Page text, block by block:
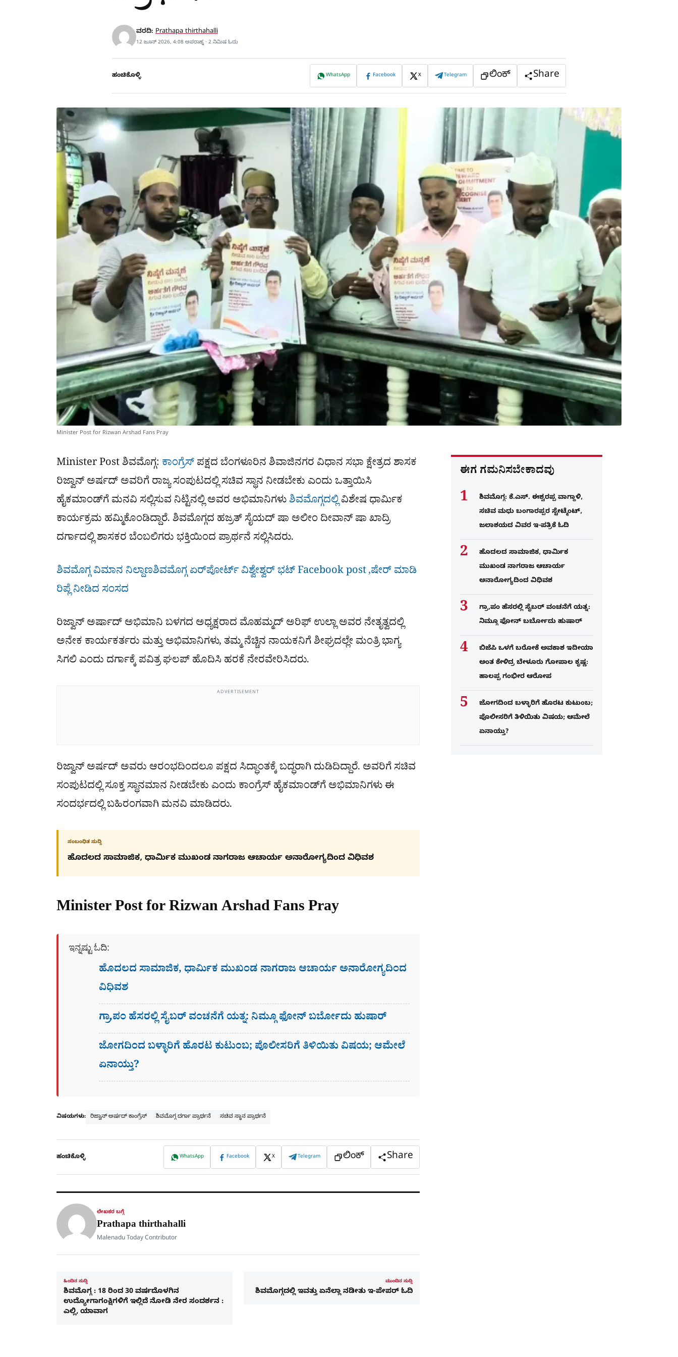
ವರದಿ: Prathapa thirthahalli
12 ಜೂನ್ 2026, 4:08 ಅಪರಾಹ್ನ · 2 ನಿಮಿಷ ಓದು
ಹಂಚಿಕೊಳ್ಳಿ WhatsApp Facebook X Telegram ಲಿಂಕ್ Share
Minister Post for Rizwan Arshad Fans Pray
Minister Post ಶಿವಮೊಗ್ಗ: ಕಾಂಗ್ರೆಸ್ಪಕ್ಷದ ಬೆಂಗಳೂರಿನ ಶಿವಾಜಿನಗರ ವಿಧಾನ ಸಭಾ ಕ್ಷೇತ್ರದ ಶಾಸಕ
ರಿಜ್ವಾನ್ ಅರ್ಷದ್ ಅವರಿಗೆ ರಾಜ್ಯ ಸಂಪುಟದಲ್ಲಿ ಸಚಿವ ಸ್ಥಾನ ನೀಡಬೇಕು ಎಂದು ಒತ್ತಾಯಿಸಿ
ಹೈಕಮಾಂಡ್‌ಗೆ ಮನವಿ ಸಲ್ಲಿಸುವ ನಿಟ್ಟಿನಲ್ಲಿ ಅವರ ಅಭಿಮಾನಿಗಳುಶಿವಮೊಗ್ಗದಲ್ಲಿವಿಶೇಷ ಧಾರ್ಮಿಕ
ಕಾರ್ಯಕ್ರಮ ಹಮ್ಮಿಕೊಂಡಿದ್ದಾರೆ. ಶಿವಮೊಗ್ಗದ ಹಜ್ರತ್ ಸೈಯದ್ ಷಾ ಅಲೀಂ ದೀವಾನ್ ಷಾ ಖಾದ್ರಿ
ದರ್ಗಾದಲ್ಲಿ ಶಾಸಕರ ಬೆಂಬಲಿಗರು ಭಕ್ತಿಯಿಂದ ಪ್ರಾರ್ಥನೆ ಸಲ್ಲಿಸಿದರು.
ಶಿವಮೊಗ್ಗ ವಿಮಾನ ನಿಲ್ದಾಣಶಿವಮೊಗ್ಗ ಏರ್​ಪೋರ್ಟ್​ ವಿಶ್ವೇಶ್ವರ್​ ಭಟ್​ Facebook post ,ಷೇರ್ ಮಾಡಿ
ರಿಪ್ಲೆ ನೀಡಿದ ಸಂಸದ
ರಿಜ್ವಾನ್ ಅರ್ಷಾದ್ ಅಭಿಮಾನಿ ಬಳಗದ ಅಧ್ಯಕ್ಷರಾದ ಮೊಹಮ್ಮದ್ ಅರಿಫ್ ಉಲ್ಲಾ ಅವರ ನೇತೃತ್ವದಲ್ಲಿ
ಅನೇಕ ಕಾರ್ಯಕರ್ತರು ಮತ್ತು ಅಭಿಮಾನಿಗಳು, ತಮ್ಮ ನೆಚ್ಚಿನ ನಾಯಕನಿಗೆ ಶೀಘ್ರದಲ್ಲೇ ಮಂತ್ರಿ ಭಾಗ್ಯ
ಸಿಗಲಿ ಎಂದು ದರ್ಗಾಕ್ಕೆ ಪವಿತ್ರ ಘಲಪ್ ಹೊದಿಸಿ ಹರಕೆ ನೇರವೇರಿಸಿದರು.
ADVERTISEMENT
ರಿಜ್ವಾನ್ ಅರ್ಷದ್ ಅವರು ಆರಂಭದಿಂದಲೂ ಪಕ್ಷದ ಸಿದ್ಧಾಂತಕ್ಕೆ ಬದ್ಧರಾಗಿ ದುಡಿದಿದ್ದಾರೆ. ಅವರಿಗೆ ಸಚಿವ
ಸಂಪುಟದಲ್ಲಿ ಸೂಕ್ತ ಸ್ಥಾನಮಾನ ನೀಡಬೇಕು ಎಂದು ಕಾಂಗ್ರೆಸ್ ಹೈಕಮಾಂಡ್‌ಗೆ ಅಭಿಮಾನಿಗಳು ಈ
ಸಂದರ್ಭದಲ್ಲಿ ಬಹಿರಂಗವಾಗಿ ಮನವಿ ಮಾಡಿದರು.
ಸಂಬಂಧಿತ ಸುದ್ದಿ
ಹೊದಲದ ಸಾಮಾಜಿಕ, ಧಾರ್ಮಿಕ ಮುಖಂಡ ನಾಗರಾಜ ಆಚಾರ್ಯ ಅನಾರೋಗ್ಯದಿಂದ ವಿಧಿವಶ
Minister Post for Rizwan Arshad Fans Pray
ಇನ್ನಷ್ಟು ಓದಿ:
ಹೊದಲದ ಸಾಮಾಜಿಕ, ಧಾರ್ಮಿಕ ಮುಖಂಡ ನಾಗರಾಜ ಆಚಾರ್ಯ ಅನಾರೋಗ್ಯದಿಂದ
ವಿಧಿವಶ
ಗ್ರಾ,ಪಂ ಹೆಸರಲ್ಲಿ ಸೈಬ‌ರ್ ವಂಚನೆಗೆ ಯತ್ನ: ನಿಮ್ಗೂ ಫೋನ್​ ಬರ್ಬೋದು ಹುಷಾರ್​​
ಜೋಗದಿಂದ ಬಳ್ಳಾರಿಗೆ ಹೊರಟ ಕುಟುಂಬ; ಪೊಲೀಸರಿಗೆ ತಿಳಿಯಿತು ವಿಷಯ; ಆಮೇಲೆ
ಏನಾಯ್ತು?
ವಿಷಯಗಳು: ರಿಜ್ವಾನ್ ಅರ್ಷದ್ ಕಾಂಗ್ರೆಸ್ ಶಿವಮೊಗ್ಗ ದರ್ಗಾ ಪ್ರಾರ್ಥನೆ ಸಚಿವ ಸ್ಥಾನ ಪ್ರಾರ್ಥನೆ
ಹಂಚಿಕೊಳ್ಳಿ WhatsApp Facebook X Telegram ಲಿಂಕ್ Share
ಲೇಖಕರ ಬಗ್ಗೆ
Prathapa thirthahalli
Malenadu Today Contributor
ಹಿಂದಿನ ಸುದ್ದಿ
ಶಿವಮೊಗ್ಗ : 18 ರಿಂದ 30 ವರ್ಷದೊಳಗಿನ
ಉದ್ಯೋಗಾಗಂಕ್ಷಿಗಳಿಗೆ ಇಲ್ಲಿದೆ ನೋಡಿ ನೇರ ಸಂದರ್ಶನ :
ಎಲ್ಲಿ, ಯಾವಾಗ
ಮುಂದಿನ ಸುದ್ದಿ
ಶಿವಮೊಗ್ಗದಲ್ಲಿ ಇವತ್ತು ಏನೆಲ್ಲಾ ನಡೀತು ಇ-ಪೇಪರ್​ ಓದಿ
ಈಗ ಗಮನಿಸಬೇಕಾದವು
ಶಿವಮೊಗ್ಗ: ಕೆ.ಎಸ್. ಈಶ್ವರಪ್ಪ ವಾಗ್ದಾಳಿ,
ಸಚಿವ ಮಧು ಬಂಗಾರಪ್ಪರ ಸ್ಟೇಟ್ಮೆಂಟ್,
ಜಲಾಶಯದ ವಿವರ ಇ-ಪತ್ರಿಕೆ ಓದಿ
ಹೊದಲದ ಸಾಮಾಜಿಕ, ಧಾರ್ಮಿಕ
ಮುಖಂಡ ನಾಗರಾಜ ಆಚಾರ್ಯ
ಅನಾರೋಗ್ಯದಿಂದ ವಿಧಿವಶ
ಗ್ರಾ,ಪಂ ಹೆಸರಲ್ಲಿ ಸೈಬ‌ರ್ ವಂಚನೆಗೆ ಯತ್ನ:
ನಿಮ್ಗೂ ಫೋನ್​ ಬರ್ಬೋದು ಹುಷಾರ್​​
ಬಿಜೆಪಿ ಒಳಗೆ ಬರೋಕೆ ಅವಕಾಶ ಇದೀಯಾ
ಅಂತ ಕೇಳಿದ್ರ ಬೇಳೂರು ಗೋಪಾಲ ಕೃಷ್ಣ:
ಹಾಲಪ್ಪ ಗಂಭೀರ ಆರೋಪ
ಜೋಗದಿಂದ ಬಳ್ಳಾರಿಗೆ ಹೊರಟ ಕುಟುಂಬ;
ಪೊಲೀಸರಿಗೆ ತಿಳಿಯಿತು ವಿಷಯ; ಆಮೇಲೆ
ಏನಾಯ್ತು?